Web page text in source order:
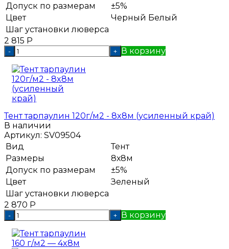
Допуск по размерам
±5%
Цвет
Черный Белый
Шаг установки люверса
2 815 Р
- + В корзину
Тент тарпаулин 120г/м2 - 8x8м (усиленный край)
В наличии
Артикул: SV09504
Вид
Тент
Размеры
8х8м
Допуск по размерам
±5%
Цвет
Зеленый
Шаг установки люверса
2 870 Р
- + В корзину